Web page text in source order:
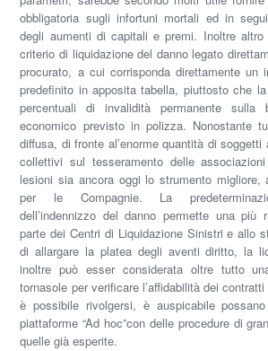
obbligatoria sugli infortuni mortali ed in
degli aumenti di capitali e premi. Inoltre altro
criterio di liquidazione del danno legato
procurato, a cui corrisponda direttamente un
predefinito in apposita tabella, piuttosto che
percentuali di invalidità permanente sulla
economico previsto in polizza. Nonostante
diffusa, di fronte al’enorme quantità di
collettivi sul tesseramento delle
lesioni sia ancora oggi lo strumento migliore,
per le Compagnie. La
dell’indennizzo del danno permette una più
parte dei Centri di Liquidazione Sinistri e allo
di allargare la platea degli aventi diritto, la
inoltre può esser considerata oltre tutto
tornasole per verificare l’affidabilità dei
è possibile rivolgersi, è auspicabile
piattaforme“Ad hoc”con delle procedure di
quelle già esperite.